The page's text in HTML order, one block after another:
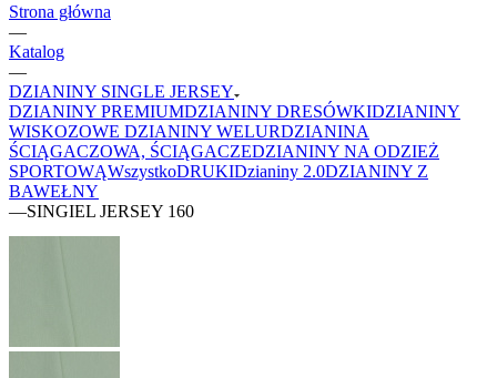
Strona główna
—
Katalog
—
DZIANINY SINGLE JERSEY
DZIANINY PREMIUMDZIANINY DRESÓWKIDZIANINY
WISKOZOWE DZIANINY WELURDZIANINA
ŚCIĄGACZOWA, ŚCIĄGACZEDZIANINY NA ODZIEŻ
SPORTOWĄWszystkoDRUKIDzianiny 2.0DZIANINY Z
BAWEŁNY
—SINGIEL JERSEY 160